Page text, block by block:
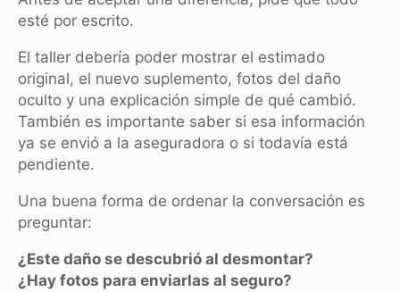
esté por escrito.
El taller debería poder mostrar el estimado
original, el nuevo suplemento, fotos del daño
oculto y una explicación simple de qué cambió.
También es importante saber si esa información
ya se envió a la aseguradora o si todavía está
pendiente.
Una buena forma de ordenar la conversación es
preguntar:
¿Este daño se descubrió al desmontar?
¿Hay fotos para enviarlas al seguro?